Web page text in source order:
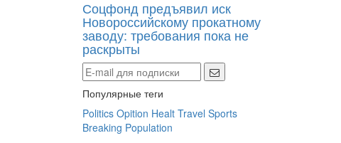
Соцфонд предъявил иск
Новороссийскому прокатному
заводу: требования пока не
раскрыты
Популярные теги
Politics Opition Healt Travel Sports
Breaking Population